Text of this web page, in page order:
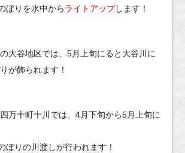
ぼりを水中からライトアップします！
大谷地区では、5月上旬にると大谷川に
が飾られます！
万十町十川では、4月下旬から5月上旬に
ぼりの川渡しが行われます！